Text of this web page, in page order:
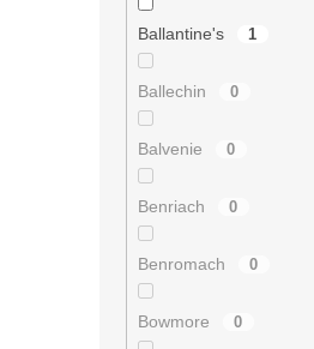
Ballantine's 1
Ballechin 0
Balvenie 0
Benriach 0
Benromach 0
Bowmore 0